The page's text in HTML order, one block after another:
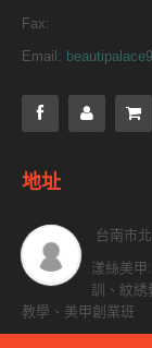
Fax:
Email:
地址
台南市
漾絲美
訓、紋綉
教學、美甲創業班